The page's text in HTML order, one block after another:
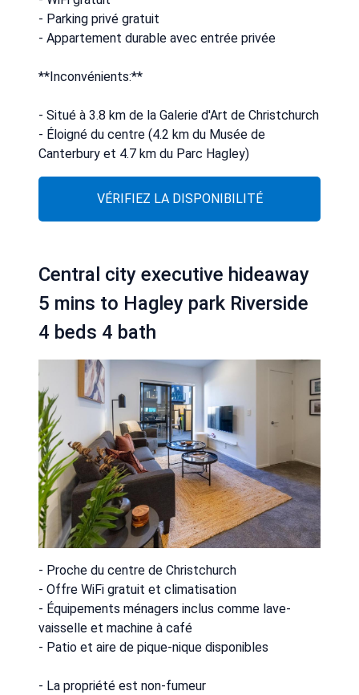
- Parking privé gratuit
- Appartement durable avec entrée privée
**Inconvénients:**
- Situé à 3.8 km de la Galerie d'Art de Christchurch
- Éloigné du centre (4.2 km du Musée de
Canterbury et 4.7 km du Parc Hagley)
VÉRIFIEZ LA DISPONIBILITÉ
Central city executive hideaway
5 mins to Hagley park Riverside
4 beds 4 bath
- Proche du centre de Christchurch
- Offre WiFi gratuit et climatisation
- Équipements ménagers inclus comme lave-
vaisselle et machine à café
- Patio et aire de pique-nique disponibles
- La propriété est non-fumeur